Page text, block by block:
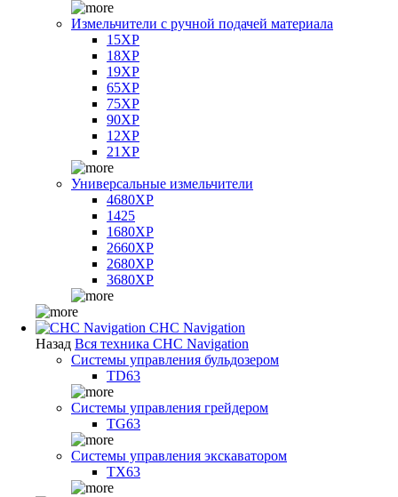
Измельчители с ручной подачей материала
15XP
18XP
19XP
65XP
75XP
90XP
12XP
21XP
Универсальные измельчители
4680XP
1425
1680XP
2660XP
2680XP
3680XP
CHC Navigation
Назад Вся техника CHC Navigation
Системы управления бульдозером
TD63
Системы управления грейдером
TG63
Системы управления экскаватором
TX63